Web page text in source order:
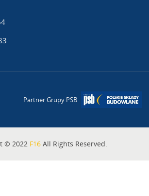
Partner Grupy PSB
© 2022 F16 All Rights Reserved.